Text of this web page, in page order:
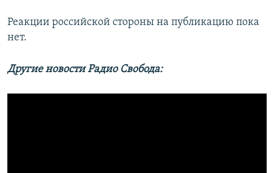
Реакции российской стороны на публикацию пока
нет.
Другие новости Радио Свобода: